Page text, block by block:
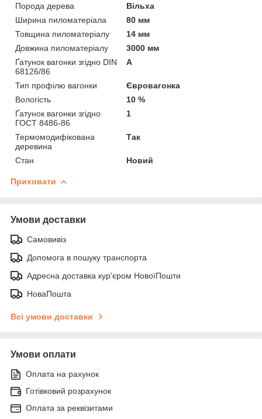
Порода дерева
Вільха
Ширина пиломатеріала
80 мм
Товщина пиломатеріалу
14 мм
Довжина пиломатеріалу
3000 мм
Ґатунок вагонки згідно DIN
68126/86
А
Тип профілю вагонки
Євровагонка
Вологість
10 %
Ґатунок вагонки згідно
ГОСТ 8486-86
1
Термомодифікована
деревина
Так
Стан Новий
Приховати
Умови доставки
Самовивіз
Допомога в пошуку транспорта
Адресна доставка кур'єром НовоїПошти
НоваПошта
Всі умови доставки
Умови оплати
Оплата на рахунок
Готівковий розрахунок
Оплата за реквізитами